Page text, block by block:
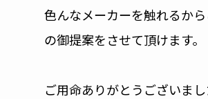
色んなメーカーを触れるか
の御提案をさせて頂けます。
ご用命ありがとうございまし